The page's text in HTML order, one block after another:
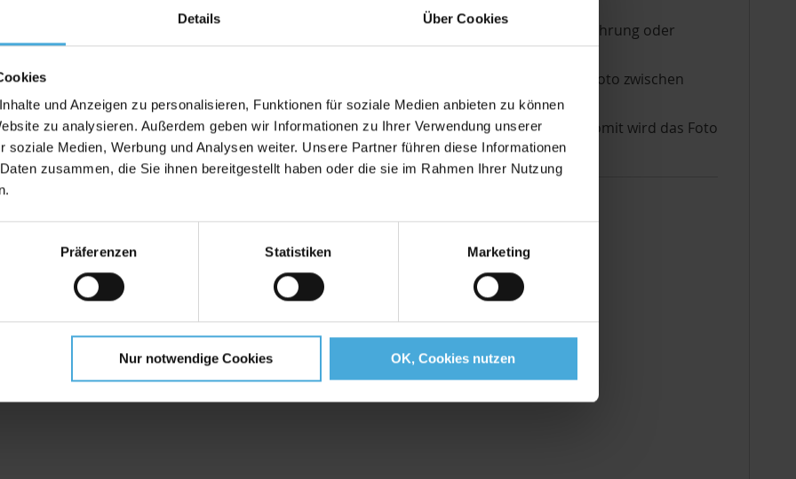
Details Über Cookies
und Anzeigen zu personalisieren, Funktionen für soziale Medien anbieten zu können
zu analysieren. Außerdem geben wir Informationen zu Ihrer Verwendung unserer
soziale Medien, Werbung und Analysen weiter. Unsere Partner führen diese Informationen
zusammen, die Sie ihnen bereitgestellt haben oder die sie im Rahmen Ihrer Nutzung
Präferenzen Statistiken Marketing
Nur notwendige Cookies OK, Cookies nutzen
Rückwand, zum einschieben von Fotos
ideal dafür, Fotos in Galerien oder Ausstellungen zu präsentieren. Auch für die Aufbewahrung oder
des Fotos auf einer Rückwand oder dem Passepartout selbst. Zusätzlich wird das Foto zwischen
„in Form“ gehalten.
reiner Alphazellulose, säure- und ligninfrei und besitzen einen PH-Wert von ca. 8,5. Somit wird das Foto
2,5mm Stärke erhältlich)